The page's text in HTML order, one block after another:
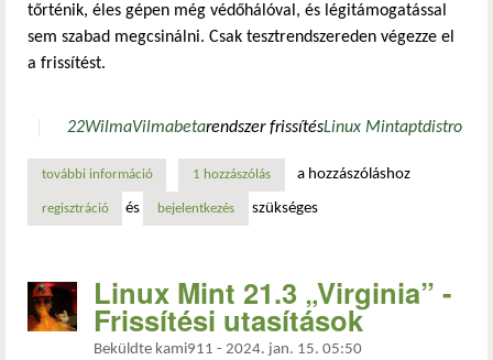
tőrténik, éles gépen még védőhálóval, és légitámogatással
sem szabad megcsinálni. Csak tesztrendszereden végezze el
a frissítést.
22WilmaVilmabetarendszer frissítésLinux Mintaptdistro
további információnem támogatott: frissítés linux mint 22 wilma bétára
1 hozzászólás a hozzászóláshoz
regisztráció és bejelentkezés szükséges
Linux Mint 21.3 „Virginia” -
Frissítési utasítások
Beküldte kami911 - 2024. jan. 15. 05:50